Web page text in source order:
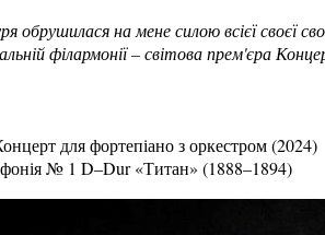
обрушилася на мене силою всієї своєї
філармонії – світова прем'єра
для фортепіано з оркестром (2024)
№ 1 D–Dur «Титан» (1888–1894)